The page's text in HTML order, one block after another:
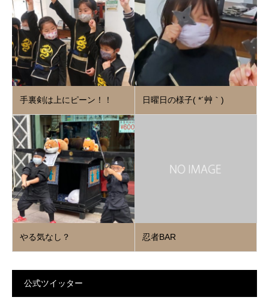
手裏剣は上にピーン！！ 日曜日の様子( *´艸｀)
やる気なし？ 忍者BAR
公式ツイッター